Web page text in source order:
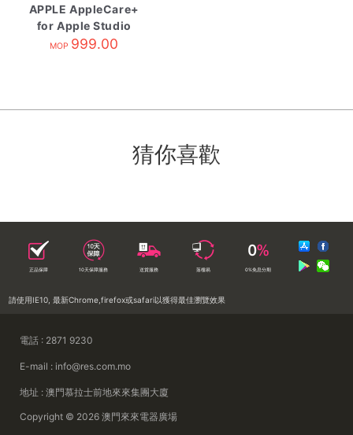
APPLE AppleCare+
for Apple Studio
Display
MOP 999.00
猜你喜歡
正品保障 10天保障服務 送貨服務 落樓易 0%免息分期
請使用IE10, 最新Chrome,firefox或safari以獲得最佳瀏覽效果
電話 : 2871 9230
E-mail : info@res.com.mo
地址 : 澳門慕拉士前地來來集團大廈
Copyright © 2026 澳門來來電器廣場